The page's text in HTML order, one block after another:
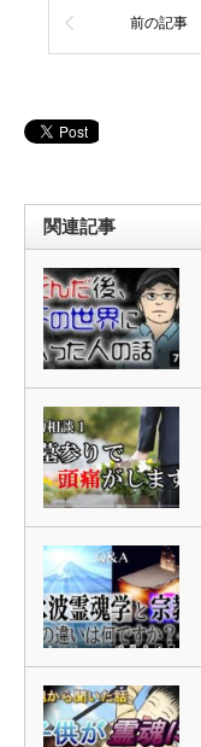
前の記事
関連記事